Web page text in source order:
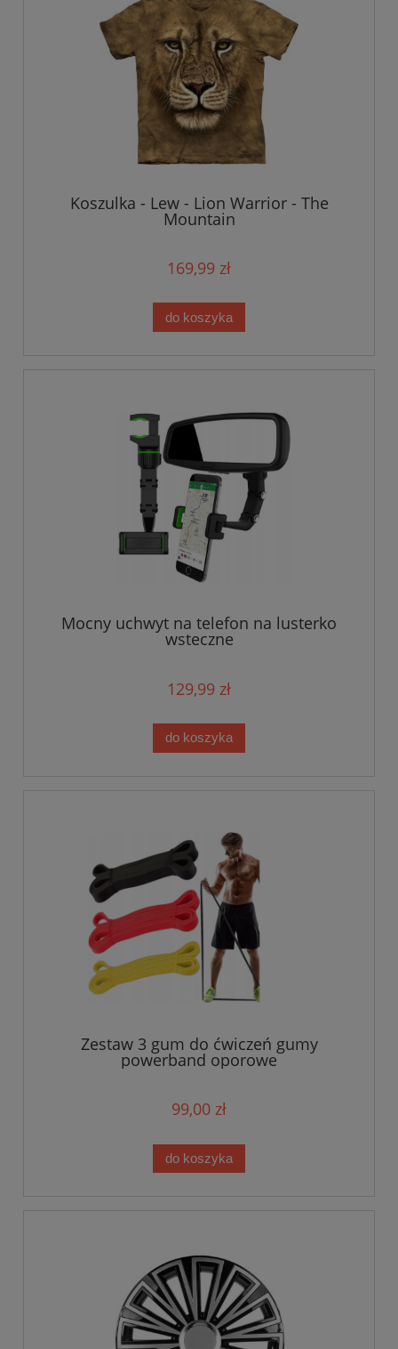
Koszulka - Lew - Lion Warrior - The
Mountain
169,99 zł
do koszyka
Mocny uchwyt na telefon na lusterko
wsteczne
129,99 zł
do koszyka
Zestaw 3 gum do ćwiczeń gumy
powerband oporowe
99,00 zł
do koszyka